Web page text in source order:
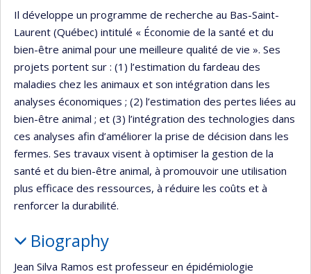
Il développe un programme de recherche au Bas-Saint-
Laurent (Québec) intitulé « Économie de la santé et du
bien-être animal pour une meilleure qualité de vie ». Ses
projets portent sur : (1) l’estimation du fardeau des
maladies chez les animaux et son intégration dans les
analyses économiques ; (2) l’estimation des pertes liées au
bien-être animal ; et (3) l’intégration des technologies dans
ces analyses afin d’améliorer la prise de décision dans les
fermes. Ses travaux visent à optimiser la gestion de la
santé et du bien-être animal, à promouvoir une utilisation
plus efficace des ressources, à réduire les coûts et à
renforcer la durabilité.
Biography
Jean Silva Ramos est professeur en épidémiologie